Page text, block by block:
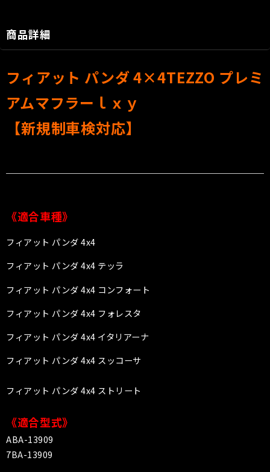
商品詳細
フィアット パンダ 4×4TEZZO プレミ
アムマフラーｌｘｙ
【新規制車検対応】
《適合車種》
フィアット パンダ 4x4
フィアット パンダ 4x4 テッラ
フィアット パンダ 4x4 コンフォート
フィアット パンダ 4x4 フォレスタ
フィアット パンダ 4x4 イタリアーナ
フィアット パンダ 4x4 スッコーサ
フィアット パンダ 4x4 ストリート
《適合型式》
ABA-13909
7BA-13909